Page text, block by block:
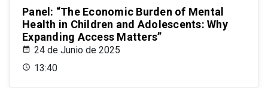
Panel: “The Economic Burden of Mental
Health in Children and Adolescents: Why
Expanding Access Matters”
24 de Junio de 2025
13:40